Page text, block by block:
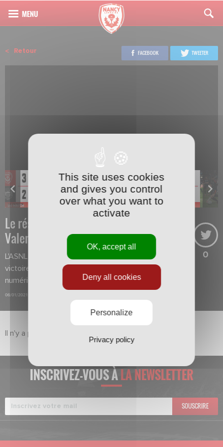
Retour FACEBOOK TWEETER
Le résumé de
Valenciennes-Nancy
L'ASNL débute l'année par une
victoire incroyable en infériorité
numérique.
06/01/2021
0
Il n'y a pas de vidéo dans ce sujet pour le moment.
INSCRIVEZ-VOUS ÀLA NEWSLETTER
SOUSCRIRE
This site uses cookies
and gives you control
over what you want to
activate
OK, accept all
Deny all cookies
Personalize
Privacy policy